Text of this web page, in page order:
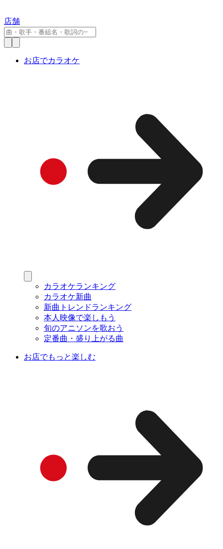
店舗
お店でカラオケ
カラオケランキング
カラオケ新曲
新曲トレンドランキング
本人映像で楽しもう
旬のアニソンを歌おう
定番曲・盛り上がる曲
お店でもっと楽しむ